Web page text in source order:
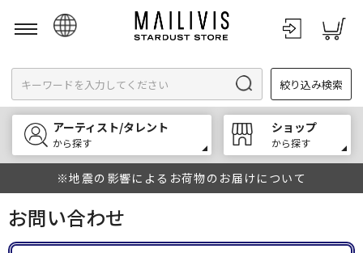
English
한국어
中文
絞り込み検索
アーティスト/タレント
から探す
ショップ
から探す
※地震の影響によるお荷物のお届けについて
お問い合わせ